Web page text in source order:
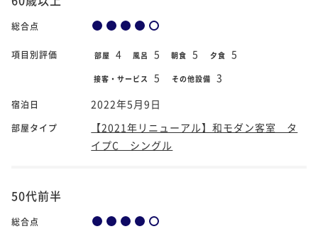
総合点
項目別評価 部屋 4 風呂 5 朝食 5 夕食 5
接客・サービス 5 その他設備 3
宿泊日 2022年5月9日
部屋タイプ
【2021年リニューアル】和モダン客室 タ
イプC シングル
50代前半
総合点